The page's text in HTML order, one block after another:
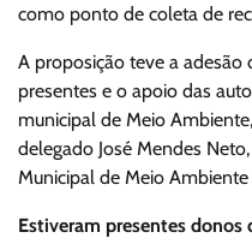
como ponto de coleta de
A proposição teve a
presentes e o apoio das
municipal de Meio
delegado José Mendes
Municipal de Meio
Estiveram presentes donos